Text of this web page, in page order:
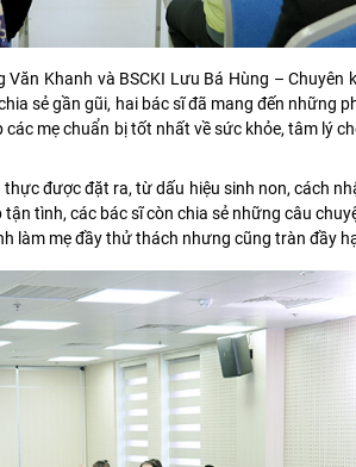
Khanh và BSCKI Lưu Bá Hùng – Chuyên
sẻ gần gũi, hai bác sĩ đã mang đến những
mẹ chuẩn bị tốt nhất về sức khỏe, tâm lý
được đặt ra, từ dấu hiệu sinh non, cách
tình, các bác sĩ còn chia sẻ những câu
làm mẹ đầy thử thách nhưng cũng tràn đầy